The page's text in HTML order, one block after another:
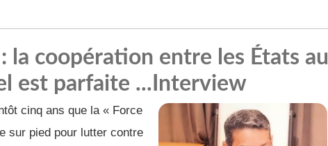
la coopération entre les États au
est parfaite ...Interview
cinq ans que la « Force
sur pied pour lutter contre